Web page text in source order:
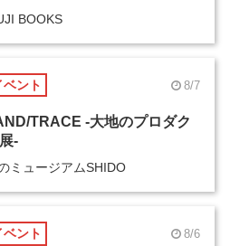
BOOKS
ベント 8/7
TRACE -大地のプロダク
展-
ミュージアムSHIDO
ベント 8/6